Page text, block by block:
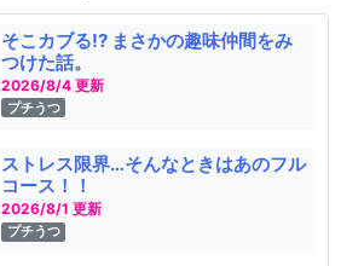
そこカブる!? まさかの趣味仲間をみ
つけた話。
2026/8/4 更新
プチうつ
ストレス限界…そんなときはあのフル
コース！！
2026/8/1 更新
プチうつ